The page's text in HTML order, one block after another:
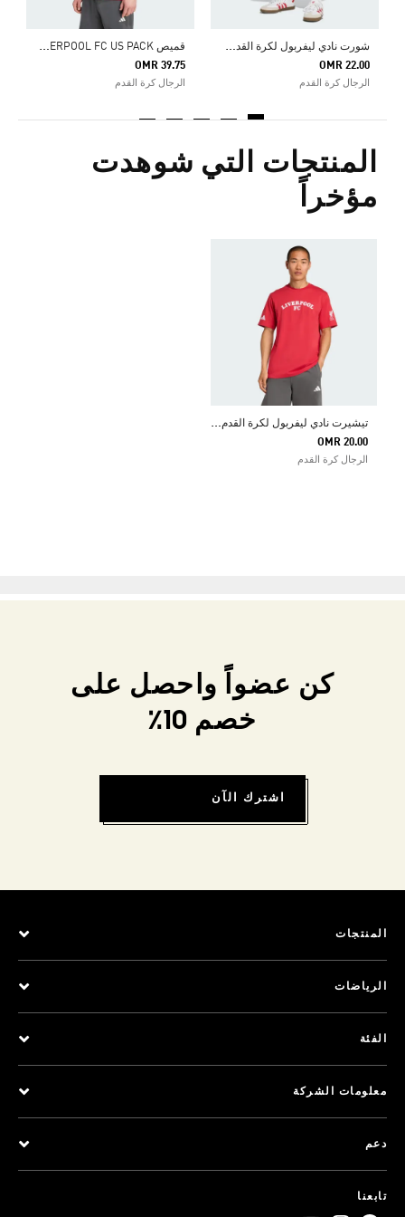
ش
ورت نادي ليفربول لكرة القدم US PACK
OMR 22.00
الرجال كرة القدم
ق
ميص LIVERPOOL FC US PACK
OMR 39.75
الرجال كرة القدم
المنتجات التي شوهدت
مؤخراً
ت
يشيرت نادي ليفربول لكرة القدم US PACK
OMR 20.00
الرجال كرة القدم
كن عضواً واحصل على
خصم 10٪
اشترك الآن
المنتجات
الرياضات
الفئة
معلومات الشركة
دعم
تابعنا